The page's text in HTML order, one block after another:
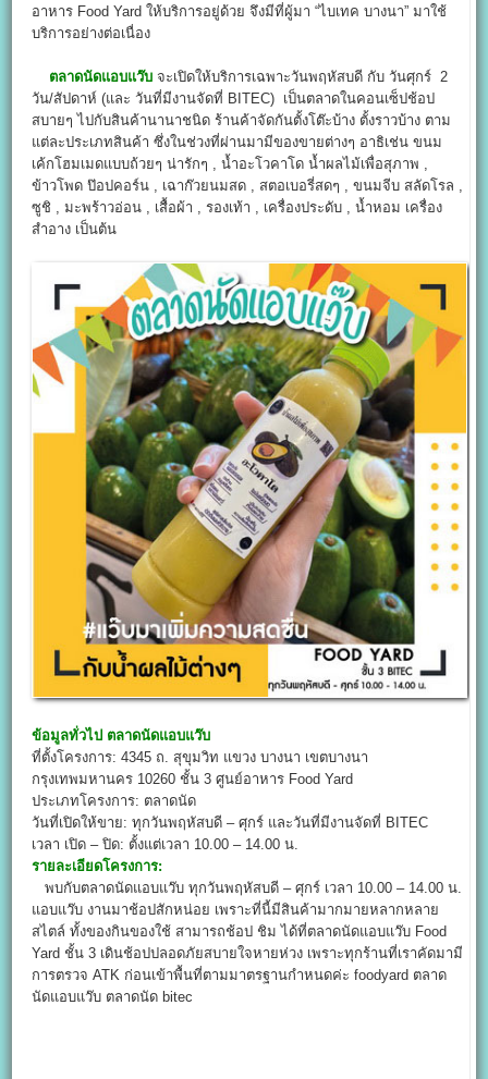
อาหาร Food Yard ให้บริการอยู่ด้วย จึงมีที่ผู้มา “ไบเทค บางนา” มาใช้
บริการอย่างต่อเนื่อง
ตลาดนัดแอบแว๊บ จะเปิดให้บริการเฉพาะวันพฤหัสบดี กับ วันศุกร์ 2
วัน/สัปดาห์ (และ วันที่มีงานจัดที่ BITEC) เป็นตลาดในคอนเซ็ปช้อป
สบายๆ ไปกับสินค้านานาชนิด ร้านค้าจัดกันตั้งโต๊ะบ้าง ตั้งราวบ้าง ตาม
แต่ละประเภทสินค้า ซึ่งในช่วงที่ผ่านมามีของขายต่างๆ อาธิเช่น ขนม
เค้กโฮมเมดแบบถ้วยๆ น่ารักๆ , น้ำอะโวคาโด น้ำผลไม้เพื่อสุภาพ ,
ข้าวโพด ป๊อปคอร์น , เฉาก๊วยนมสด , สตอเบอรี่สดๆ , ขนมจีบ สลัดโรล ,
ซูชิ , มะพร้าวอ่อน , เสื้อผ้า , รองเท้า , เครื่องประดับ , น้ำหอม เครื่อง
สำอาง เป็นต้น
ข้อมูลทั่วไป ตลาดนัดแอบแว๊บ
ที่ตั้งโครงการ: 4345 ถ. สุขุมวิท แขวง บางนา เขตบางนา
กรุงเทพมหานคร 10260 ชั้น 3 ศูนย์อาหาร Food Yard
ประเภทโครงการ: ตลาดนัด
วันที่เปิดให้ขาย: ทุกวันพฤหัสบดี – ศุกร์ และวันที่มีงานจัดที่ BITEC
เวลา เปิด – ปิด: ตั้งแต่เวลา 10.00 – 14.00 น.
รายละเอียดโครงการ:
พบกับตลาดนัดแอบแว๊บ ทุกวันพฤหัสบดี – ศุกร์ เวลา 10.00 – 14.00 น.
แอบแว๊บ งานมาช้อปสักหน่อย เพราะที่นี้มีสินค้ามากมายหลากหลาย
สไตล์ ทั้งของกินของใช้ สามารถช้อป ชิม ได้ที่ตลาดนัดแอบแว๊บ Food
Yard ชั้น 3 เดินช้อปปลอดภัยสบายใจหายห่วง เพราะทุกร้านที่เราคัดมามี
การตรวจ ATK ก่อนเข้าพื้นที่ตามมาตรฐานกำหนดค่ะ foodyard ตลาด
นัดแอบแว๊บ ตลาดนัด bitec